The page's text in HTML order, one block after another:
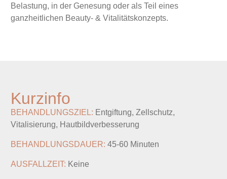
Belastung, in der Genesung oder als Teil eines
ganzheitlichen Beauty- & Vitalitätskonzepts.
Kurzinfo
BEHANDLUNGSZIEL: Entgiftung, Zellschutz,
Vitalisierung, Hautbildverbesserung
BEHANDLUNGSDAUER: 45-60 Minuten
AUSFALLZEIT: Keine